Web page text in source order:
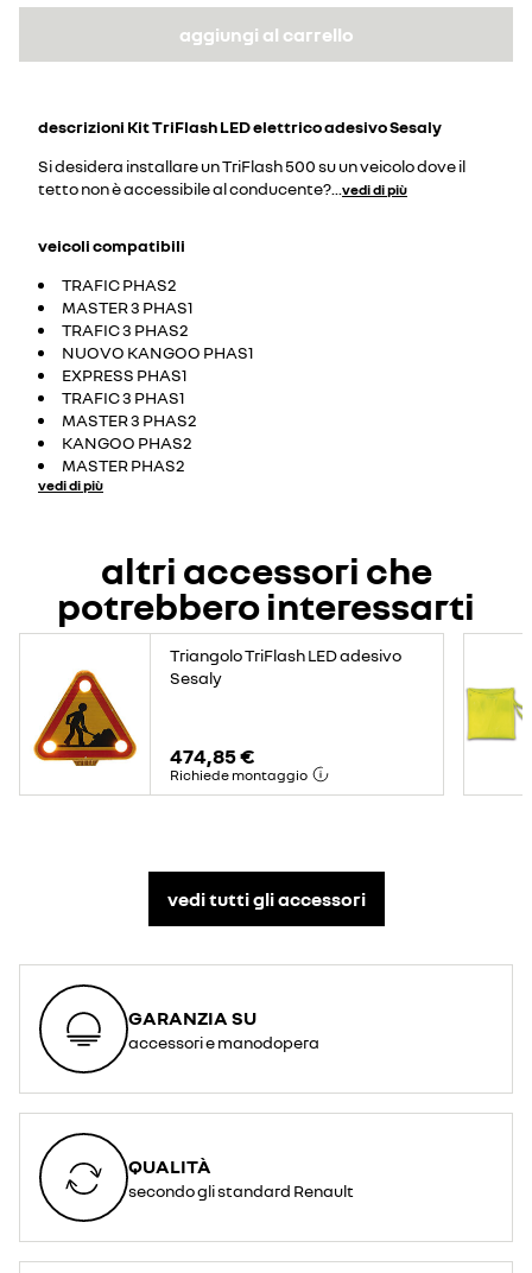
aggiungi al carrello
descrizioni Kit TriFlash LED elettrico adesivo Sesaly
Si desidera installare un TriFlash 500 su un veicolo dove il
tetto non è accessibile al conducente? vedi di più
veicoli compatibili
TRAFIC PHAS2
MASTER 3 PHAS1
TRAFIC 3 PHAS2
NUOVO KANGOO PHAS1
EXPRESS PHAS1
TRAFIC 3 PHAS1
MASTER 3 PHAS2
KANGOO PHAS2
MASTER PHAS2
vedi di più
altri accessori che
potrebbero interessarti
Triangolo TriFlash LED adesivo
Sesaly
474,85 €
Richiede montaggio
vedi tutti gli accessori​
GARANZIA SU
accessori e manodopera
QUALITÀ
secondo gli standard Renault